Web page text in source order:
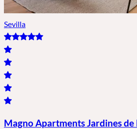
Sevilla
Magno Apartments Jardines de